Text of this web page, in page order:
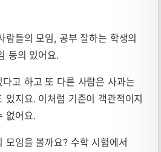
람들의 모임, 공부 잘하는 학생의
등의 있어요.
고 하고 또 다른 사람은 사과는
있지요. 이처럼 기준이 객관적이지
없어요.
모임을 볼까요? 수학 시험에서